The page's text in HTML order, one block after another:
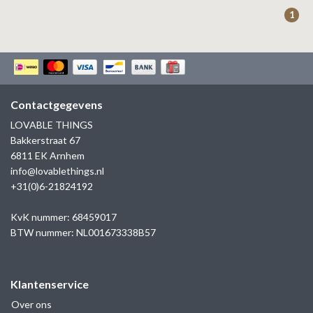
KAPTEN & SON
1
Contactgegevens
LOVABLE THINGS
Bakkerstraat 67
6811 EK Arnhem
info@lovablethings.nl
+31(0)6-21824192
KvK nummer: 68459017
BTW nummer: NL001673338B57
Klantenservice
Over ons